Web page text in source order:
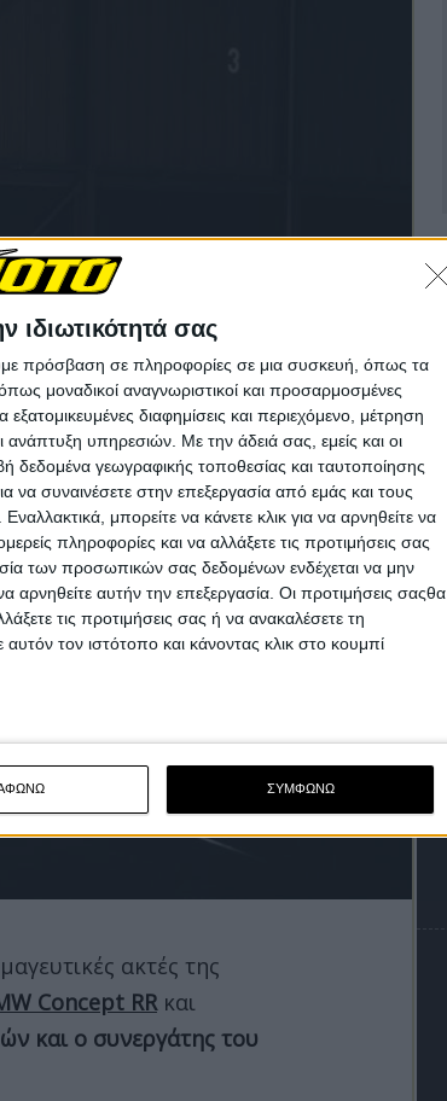
ιδιωτικότητά σας
πρόσβαση σε πληροφορίες σε μια συσκευή, όπως τα
μοναδικοί αναγνωριστικοί και προσαρμοσμένες
διαφημίσεις και περιεχόμενο, μέτρηση
ανάπτυξη υπηρεσιών. Με την άδειά σας, εμείς και οι
δεδομένα γεωγραφικής τοποθεσίας και ταυτοποίησης
συναινέσετε στην επεξεργασία από εμάς και τους
μπορείτε να κάνετε κλικ για να αρνηθείτε να
πληροφορίες και να αλλάξετε τις προτιμήσεις σας
των προσωπικών σας δεδομένων ενδέχεται να μην
αρνηθείτε αυτήν την επεξεργασία. Οι προτιμήσεις σαςθα
τις προτιμήσεις σας ή να ανακαλέσετε τη
τον ιστότοπο και κάνοντας κλικ στο κουμπί
ΣΥΜΦΩΝΩ
ακτές της
Concept RRκαι
και ο συνεργάτης του